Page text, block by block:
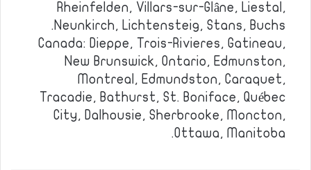
Rheinfelden, Villars-sur-Glâne, Liestal,
Neunkirch, Lichtensteig, Stans, Buchs.
Canada: Dieppe, Trois-Rivieres, Gatineau,
New Brunswick, Ontario, Edmunston,
Montreal, Edmundston, Caraquet,
Tracadie, Bathurst, St. Boniface, Québec
City, Dalhousie, Sherbrooke, Moncton,
Ottawa, Manitoba.